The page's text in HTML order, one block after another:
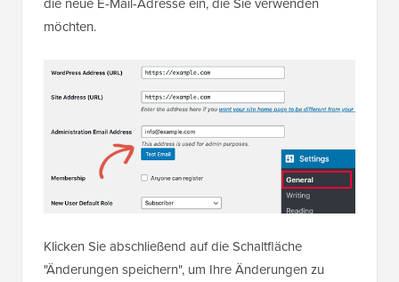
möchten.
Klicken Sie abschließend auf die Schaltfläche
"Änderungen speichern", um Ihre Änderungen zu